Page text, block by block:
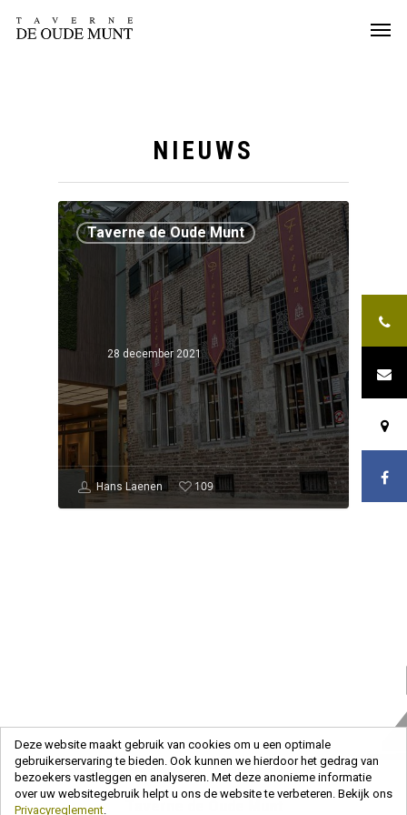
NIEUWS
Taverne de Oude Munt
28 december 2021
Hans Laenen 109
Taverne de Oude Munt
Deze website maakt gebruik van cookies om u een optimale
gebruikerservaring te bieden. Ook kunnen we hierdoor het gedrag van
bezoekers vastleggen en analyseren. Met deze anonieme informatie
over uw websitegebruik helpt u ons de website te verbeteren. Bekijk ons
Privacyreglement.